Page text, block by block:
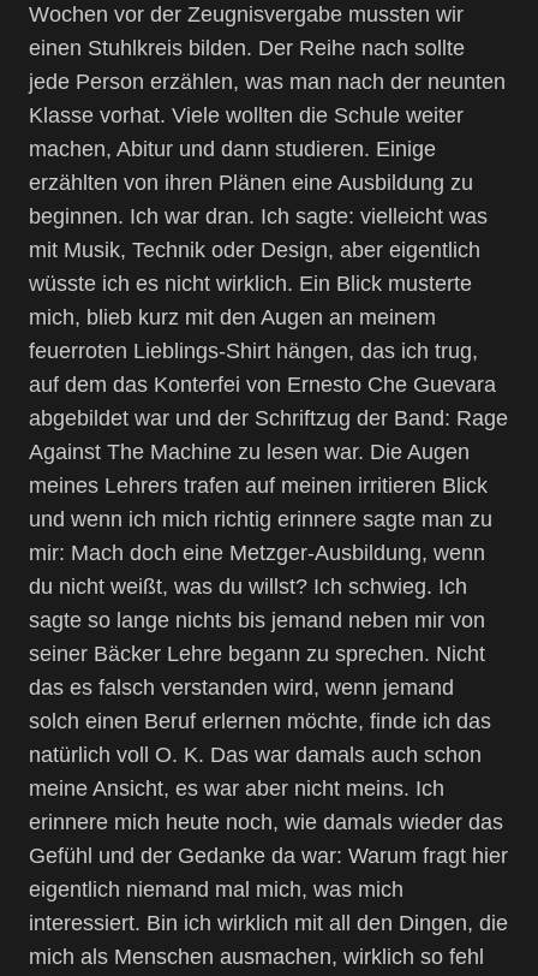
Wochen vor der Zeugnisvergabe mussten wir
einen Stuhlkreis bilden. Der Reihe nach sollte
jede Person erzählen, was man nach der neunten
Klasse vorhat. Viele wollten die Schule weiter
machen, Abitur und dann studieren. Einige
erzählten von ihren Plänen eine Ausbildung zu
beginnen. Ich war dran. Ich sagte: vielleicht was
mit Musik, Technik oder Design, aber eigentlich
wüsste ich es nicht wirklich. Ein Blick musterte
mich, blieb kurz mit den Augen an meinem
feuerroten Lieblings-Shirt hängen, das ich trug,
auf dem das Konterfei von Ernesto Che Guevara
abgebildet war und der Schriftzug der Band: Rage
Against The Machine zu lesen war. Die Augen
meines Lehrers trafen auf meinen irritieren Blick
und wenn ich mich richtig erinnere sagte man zu
mir: Mach doch eine Metzger-Ausbildung, wenn
du nicht weißt, was du willst? Ich schwieg. Ich
sagte so lange nichts bis jemand neben mir von
seiner Bäcker Lehre begann zu sprechen. Nicht
das es falsch verstanden wird, wenn jemand
solch einen Beruf erlernen möchte, finde ich das
natürlich voll O. K. Das war damals auch schon
meine Ansicht, es war aber nicht meins. Ich
erinnere mich heute noch, wie damals wieder das
Gefühl und der Gedanke da war: Warum fragt hier
eigentlich niemand mal mich, was mich
interessiert. Bin ich wirklich mit all den Dingen, die
mich als Menschen ausmachen, wirklich so fehl